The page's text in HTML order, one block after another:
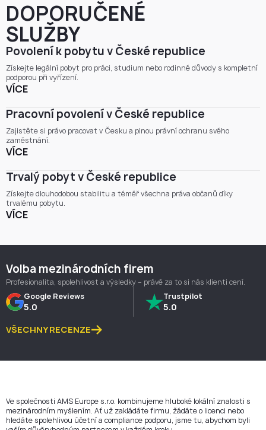
DOPORUČENÉ
SLUŽBY
Povolení k pobytu v České republice
Získejte legální pobyt pro práci, studium nebo rodinné důvody s kompletní
podporou při vyřízení.
VÍCE
Pracovní povolení v České republice
Zajistěte si právo pracovat v Česku a plnou právní ochranu svého
zaměstnání.
VÍCE
Trvalý pobyt v České republice
Získejte dlouhodobou stabilitu a téměř všechna práva občanů díky
trvalému pobytu.
VÍCE
Volba mezinárodních firem
Profesionalita, spolehlivost a výsledky – právě za to si nás klienti cení.
Google Reviews
5.0
Trustpilot
5.0
VŠECHNY RECENZE
Ve společnosti AMS Europe s.r.o. kombinujeme hluboké lokální znalosti s
mezinárodním myšlením. Ať už zakládáte firmu, žádáte o licenci nebo
hledáte spolehlivou účetní a compliance podporu, jsme tu, abychom byli